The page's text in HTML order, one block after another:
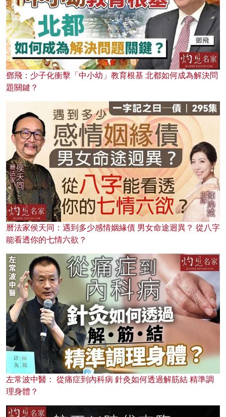
鄧飛：少子化衝擊「中小幼」教育根基 北都如何成為解決問
題關鍵？
曆法家侯天同：遇到多少感情姻緣債 男女命途迥異？ 從八字
能看透你的七情六欲？
左常波中醫： 從痛症到內科病 針灸如何透過解筋結 精準調
理身體？